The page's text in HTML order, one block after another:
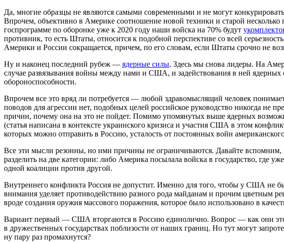
Да, многие образцы не являются самыми современными и не могут
Впрочем, объективно в Америке соотношение новой техники и старой
госпрограмме по оборонке уже к 2020 году наши войска на 70% будут
противник, то есть Штаты, относится к подобной перспективе со всей
Америки и России сокращается, причем, по его словам, если Штаты срочно не
Ну и наконец последний рубеж — ядерные силы. Здесь мы снова лидеры. На
случае развязывания войны между нами и США, и задействования в ней
обороноспособности.
Впрочем все это вряд ли потребуется — любой здравомыслящий человек
поводов для агрессии нет, подобных целей российское руководство никогда не
причин, почему она на это не пойдет. Помимо упомянутых выше ядерных
(статья написана в контексте украинского кризиса и участия США в этом
которых можно отправить в Россию, усталость от постоянных войн
Все эти мысли резонны, но ими причины не ограничиваются. Давайте
разделить на две категории: либо Америка посылала войска в государство,
одной коалиции против другой.
Внутреннего конфликта Россия не допустит. Именно для того, чтобы у США не
внимания уделяет противодействию разного рода майданам и прочим
вроде создания оружия массового поражения, которое было использовано в
Вариант первый — США вторгаются в Россию единолично. Вопрос — как они это
в дружественных государствах поблизости от наших границ. Но тут могут
ну пару раз промахнутся?